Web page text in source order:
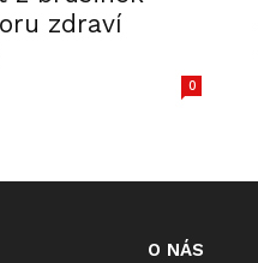
zdraví
0
O NÁS